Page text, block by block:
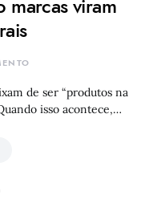
marcas viram
de ser “produtos na
isso acontece,…